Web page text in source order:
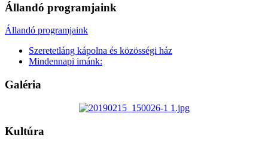
Állandó programjaink
Állandó programjaink
Szeretetláng kápolna és közösségi ház
Mindennapi imánk:
Galéria
Kultúra